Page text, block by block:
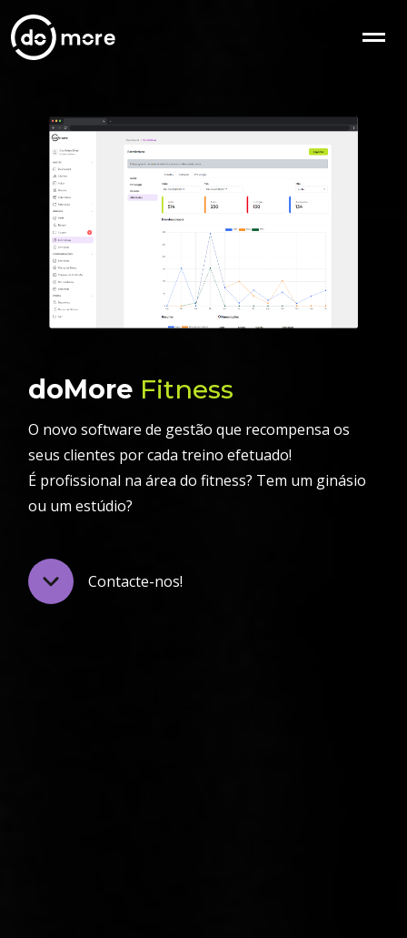
doMore Fitness
O novo software de gestão que recompensa os
seus clientes por cada treino efetuado!
É profissional na área do fitness? Tem um ginásio
ou um estúdio?
Contacte-nos!